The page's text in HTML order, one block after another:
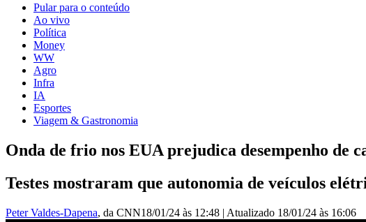
Pular para o conteúdo
Ao vivo
Política
Money
WW
Agro
Infra
IA
Esportes
Viagem & Gastronomia
Onda de frio nos EUA prejudica desempenho de
Testes mostraram que autonomia de veículos
Peter Valdes-Dapena, da CNN18/01/24 às 12:48 | Atualizado 18/01/24 às 16:06